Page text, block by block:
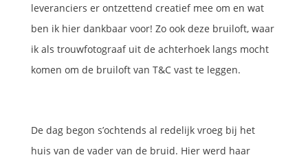
leveranciers er ontzettend creatief mee om en wat
ben ik hier dankbaar voor! Zo ook deze bruiloft, waar
ik als trouwfotograaf uit de achterhoek langs mocht
komen om de bruiloft van T&C vast te leggen.
De dag begon s’ochtends al redelijk vroeg bij het
huis van de vader van de bruid. Hier werd haar